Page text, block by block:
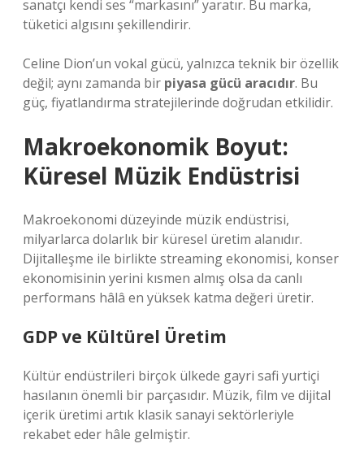
sanatçı kendi ses “markasını” yaratır. Bu marka,
tüketici algısını şekillendirir.
Celine Dion’un vokal gücü, yalnızca teknik bir özellik
değil; aynı zamanda bir piyasa gücü aracıdır. Bu
güç, fiyatlandırma stratejilerinde doğrudan etkilidir.
Makroekonomik Boyut:
Küresel Müzik Endüstrisi
Makroekonomi düzeyinde müzik endüstrisi,
milyarlarca dolarlık bir küresel üretim alanıdır.
Dijitalleşme ile birlikte streaming ekonomisi, konser
ekonomisinin yerini kısmen almış olsa da canlı
performans hâlâ en yüksek katma değeri üretir.
GDP ve Kültürel Üretim
Kültür endüstrileri birçok ülkede gayri safi yurtiçi
hasılanın önemli bir parçasıdır. Müzik, film ve dijital
içerik üretimi artık klasik sanayi sektörleriyle
rekabet eder hâle gelmiştir.